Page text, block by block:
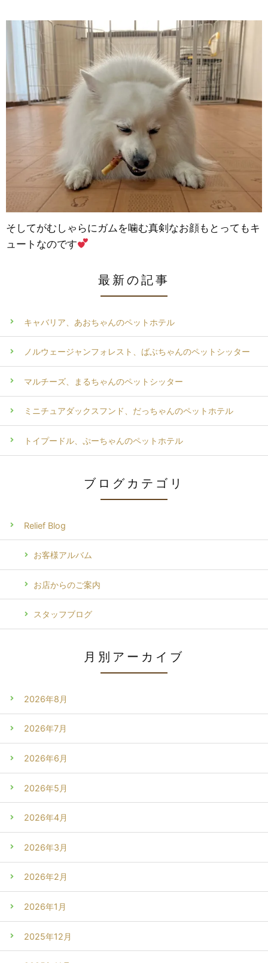
そしてがむしゃらにガムを噛む真剣なお顔もとってもキ
ュートなのです
最新の記事
キャバリア、あおちゃんのペットホテル
ノルウェージャンフォレスト、ばぶちゃんのペットシッター
マルチーズ、まるちゃんのペットシッター
ミニチュアダックスフンド、だっちゃんのペットホテル
トイプードル、ぷーちゃんのペットホテル
ブログカテゴリ
Relief Blog
お客様アルバム
お店からのご案内
スタッフブログ
月別アーカイブ
2026年8月
2026年7月
2026年6月
2026年5月
2026年4月
2026年3月
2026年2月
2026年1月
2025年12月